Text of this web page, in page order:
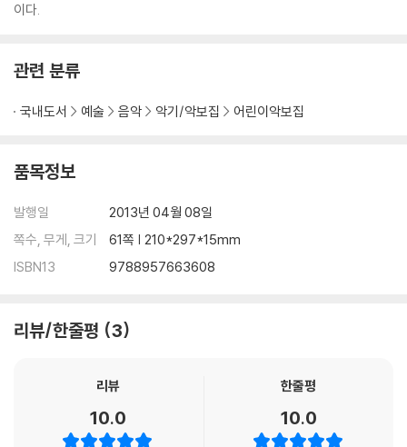
이다.
관련 분류
국내도서 예술 음악 악기/악보집 어린이악보집
품목정보
발행일
2013년 04월 08일
쪽수, 무게, 크기
61쪽 | 210*297*15mm
ISBN13
9788957663608
리뷰/한줄평 3
리뷰
10.0
한줄평
10.0